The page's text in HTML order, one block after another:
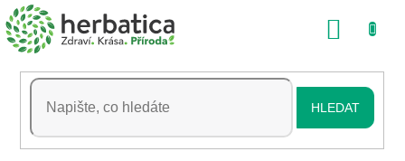
Přejít
na
obsah
HLEDAT